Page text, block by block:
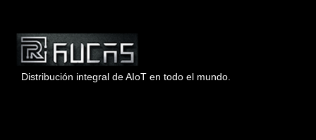
Distribución integral de AIoT en todo el mundo.